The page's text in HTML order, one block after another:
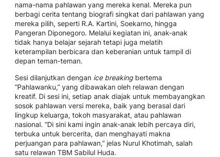
nama-nama pahlawan yang mereka kenal. Mereka pun
berbagi cerita tentang biografi singkat dari pahlawan yang
mereka pilih, seperti R.A. Kartini, Soekarno, hingga
Pangeran Diponegoro. Melalui kegiatan ini, anak-anak
tidak hanya belajar sejarah tetapi juga melatih
keterampilan berbicara dan keberanian untuk tampil di
depan teman-teman.
Sesi dilanjutkan dengan ice breakingbertema
“Pahlawanku,” yang dibawakan oleh relawan dengan
kreatif. Di sesi ini, setiap anak diajak untuk membayangkan
sosok pahlawan versi mereka, baik yang berasal dari
lingkup keluarga, tokoh masyarakat, atau pahlawan
nasional. “Di sini kami ingin anak-anak lebih percaya diri,
terbuka untuk bercerita, dan menghayati makna
perjuangan para pahlawan,” jelas Nurul Khotimah, salah
satu relawan TBM Sabilul Huda.